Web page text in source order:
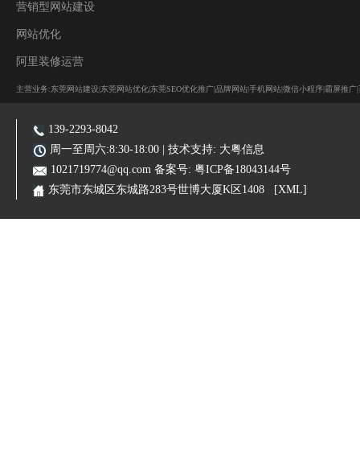
营销型网站建设
网站优化
阿里装修运营
主营业务:东莞网站建设|东莞网站优化|东莞SEO优化推广|品牌网站|手机网站|微信小程序|霸屏推广
139-2293-8042
周一至周六:8:30-18:00 | 技术支持: 大粤信息
1021719774@qq.com 备案号: 粤ICP备18043144号
东莞市东城区东城路283号世博大厦K区1408
[XML]